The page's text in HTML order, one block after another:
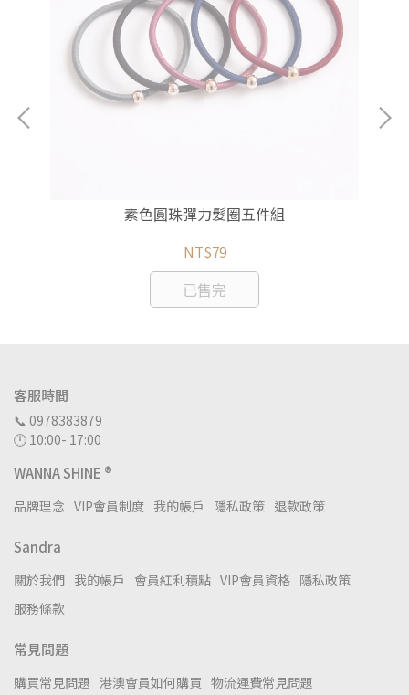
素色圓珠彈力髮圈五件組
NT$79
已售完
客服時間
📞 0978383879
🕛 10:00- 17:00
WANNA SHINE ®
品牌理念 VIP會員制度 我的帳戶 隱私政策 退款政策
Sandra
關於我們 我的帳戶 會員紅利積點 VIP會員資格 隱私政策
服務條款
常見問題
購買常見問題 港澳會員如何購買 物流運費常見問題